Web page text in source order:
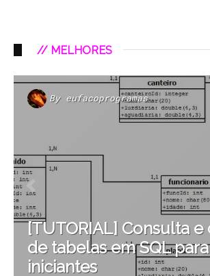
// MELHORES
By eufacoprogramas
[TUTORIAL] Consulta e
de tabelas em SQL para
iniciantes